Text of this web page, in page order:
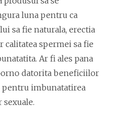
luna pentru ca
sa fie naturala, erectia
calitatea spermei sa fie
Ar fi ales pana
datorita beneficiilor
imbunatatirea